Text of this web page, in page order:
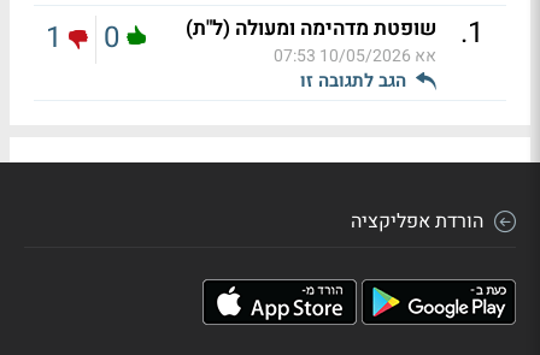
1
. שופטת מדהימה ומעולה (ל"ת)
אא 10/05/2026 07:53
הגב לתגובה זו
0
1
הורדת אפליקציה